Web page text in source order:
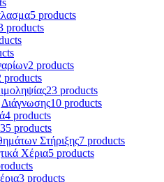
5 products
products
2 products
products
23 products
Διάγνωσης10 products
4 products
products
Στήριξης7 products
Χέρια5 products
3 products